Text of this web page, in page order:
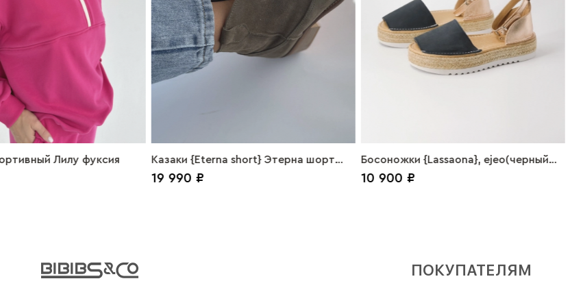
Лилу фуксия
Казаки {Eterna short} Этерна шорт
замша хаки
19 990 ₽
Босоножки {Lassaona}, ejeo(черный
-золото)
10 900 ₽
ПОКУПАТЕЛЯМ